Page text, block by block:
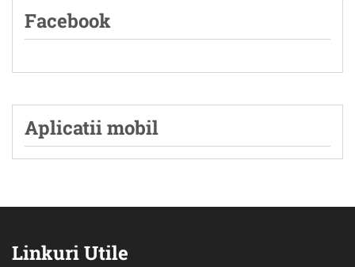
Facebook
Aplicatii mobil
Linkuri Utile